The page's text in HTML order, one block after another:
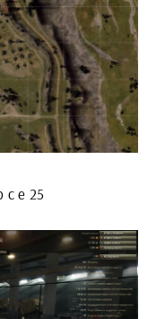
с е 25